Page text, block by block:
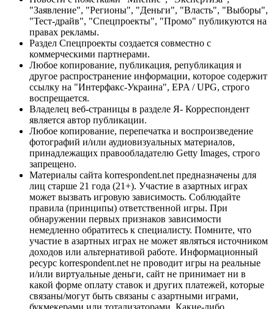
"Заявление", "Регионы", "Деньги", "Власть", "Выборы",
"Тест-драйв", "Спецпроекты", "Промо" публикуются на
правах рекламы.
Раздел Спецпроекты создается совместно с
коммерческими партнерами.
Любое копирование, публикация, републикация и
другое распространение информации, которое содержит
ссылку на "Интерфакс-Украина", EPA / UPG, строго
воспрещается.
Владелец веб-страницы в разделе Я- Корреспондент
является автор публикации.
Любое копирование, перепечатка и воспроизведение
фотографий и/или аудиовизуальных материалов,
принадлежащих правообладателю Getty Images, строго
запрещено.
Материалы сайта korrespondent.net предназначены для
лиц старше 21 года (21+). Участие в азартных играх
может вызвать игровую зависимость. Соблюдайте
правила (принципы) ответственной игры. При
обнаружении первых признаков зависимости
немедленно обратитесь к специалисту. Помните, что
участие в азартных играх не может являться источником
доходов или альтернативой работе. Информационный
ресурс korrespondent.net не проводит игры на реальные
и/или виртуальные деньги, сайт не принимает ни в
какой форме оплату ставок и других платежей, которые
связаны/могут быть связаны с азартными играми,
букмекерами или тотализаторами. Какие-либо